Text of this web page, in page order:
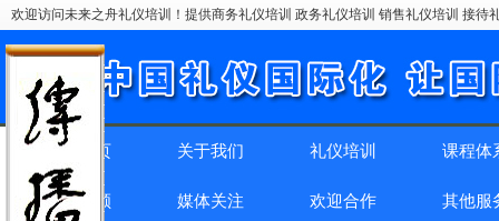
欢迎访问未来之舟礼仪培训！提供商务礼仪培训 政务礼仪培训 销售礼仪培训 接
网站首页 关于我们 礼仪培训 课程体
精彩回顾 媒体关注 欢迎合作 其他服